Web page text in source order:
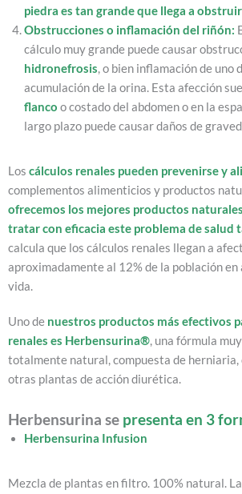
piedra es tan grande que llega a obstruir
Obstrucciones o inflamación del riñón:
cálculo muy grande puede causar
hidronefrosis, o bien inflamación de uno
acumulación de la orina. Esta afección
flanco o costado del abdomen o en la
largo plazo puede causar daños de
Los cálculos renales pueden prevenirse y
complementos alimenticios y productos
ofrecemos los mejores productos
tratar con eficacia este problema de salud
calcula que los cálculos renales llegan a
aproximadamente al 12% de la población en
vida.
Uno de nuestros productos más efectivos
renales es Herbensurina®, una fórmula
totalmente natural, compuesta de herniaria,
otras plantas de acción diurética.
Herbensurina se presenta en 3
Herbensurina Infusion
Mezcla de plantas en filtro. 100% natural.